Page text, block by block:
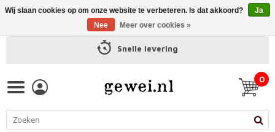
Snelle levering
0
Wij slaan cookies op om onze website te verbeteren. Is dat akkoord?
Ja
Nee
Meer over cookies »